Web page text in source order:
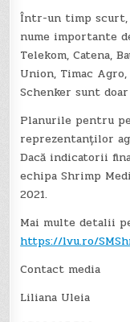
Într-un timp scurt,
nume importante
Telekom, Catena,
Union, Timac Agro,
Schenker sunt
Planurile pentru
reprezentanților
Dacă indicatorii
echipa Shrimp
2021.
Mai multe detalii
https://lvu.ro/
Contact media
Liliana Uleia